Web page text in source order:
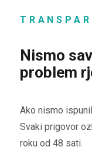
Nismo
problem
Ako nismo
Svaki prigovor
roku od 48 sati.